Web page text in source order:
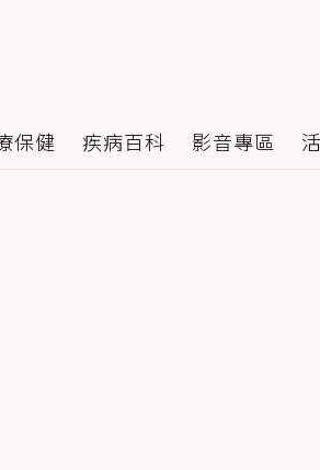
保健 疾病百科 影音專區